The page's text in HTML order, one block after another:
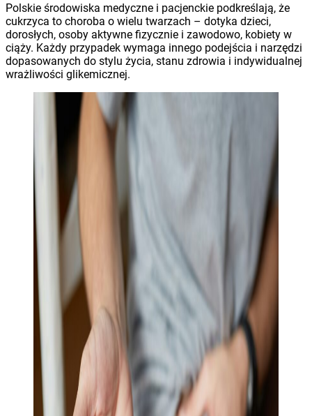
Polskie środowiska medyczne i pacjenckie podkreślają, że
cukrzyca to choroba o wielu twarzach – dotyka dzieci,
dorosłych, osoby aktywne fizycznie i zawodowo, kobiety w
ciąży. Każdy przypadek wymaga innego podejścia i narzędzi
dopasowanych do stylu życia, stanu zdrowia i indywidualnej
wrażliwości glikemicznej.